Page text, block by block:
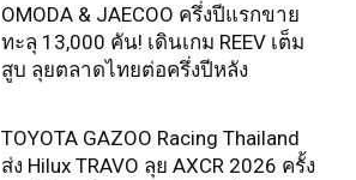
OMODA & JAECOO ครึ่งปีแรกขาย
ทะลุ 13,000 คัน! เดินเกม REEV เต็ม
สูบ ลุยตลาดไทยต่อครึ่งปีหลัง
TOYOTA GAZOO Racing Thailand
ส่ง Hilux TRAVO ลุย AXCR 2026 ครั้ง